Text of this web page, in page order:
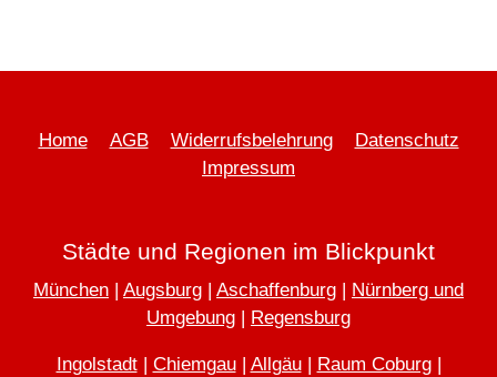
Home AGB Widerrufsbelehrung
Datenschutz
Impressum
Städte und Regionen im Blickpunkt
München | Augsburg | Aschaffenburg | Nürnberg und
Umgebung | Regensburg
Ingolstadt| Chiemgau| Allgäu| Raum Coburg|